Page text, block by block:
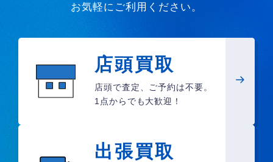
お気軽にご利用ください。
店頭買取
店頭で査定、ご予約は不要。
1点からでも大歓迎！
出張買取